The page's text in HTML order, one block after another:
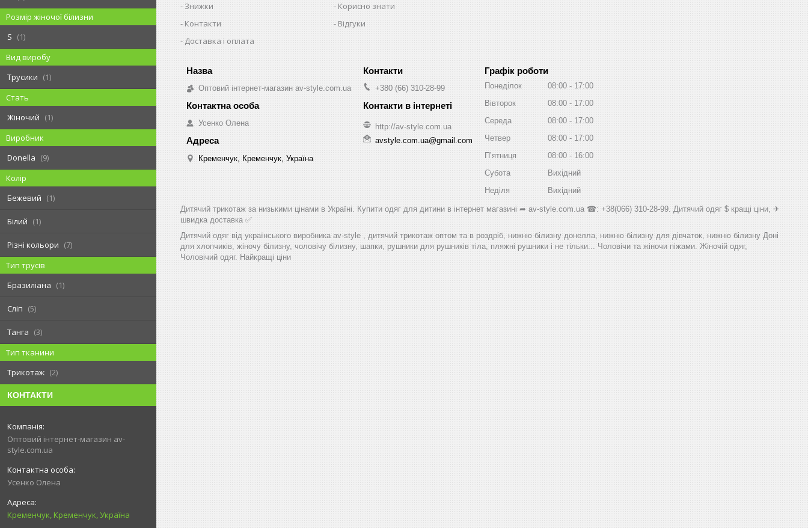
Розмір жіночої білизни
S
1
Вид виробу
Трусики
1
Стать
Жіночий
1
Виробник
Donella
9
Колір
Бежевий
1
Білий 1
Різні кольори
7
Тип трусів
Бразиліана
1
Сліп 5
Танга
3
Тип тканини
Трикотаж
2
КОНТАКТИ
Оптовий інтернет-магазин av-
style.com.ua
Усенко Олена
Кременчук, Кременчук, Україна
Знижки
Контакти
Доставка і оплата
Корисно знати
Відгуки
Оптовий інтернет-магазин av-style.com.ua
Усенко Олена
Кременчук, Кременчук, Україна
+380 (66) 310-28-99
http://av-style.com.ua
avstyle.com.ua@gmail.com
Графік роботи
Понеділок 08:00
17:00
Вівторок
08:00
17:00
Середа
08:00
17:00
Четвер
08:00
17:00
Пʼятниця
08:00
16:00
Субота
Вихідний
Неділя
Вихідний
Дитячий трикотаж за низькими цінами в Україні. Купити одяг для дитини в інтернет магазині ➦ av-style.com.ua ☎: +38(066) 310-28-99. Дитячий одяг $ кращі ціни, ✈
швидка доставка ✅
Дитячий одяг від українського виробника av-style , дитячий трикотаж оптом та в роздріб, нижню білизну донелла, нижню білизну для дівчаток, нижню білизну Доні
для хлопчиків, жіночу білизну, чоловічу білизну, шапки, рушники для рушників тіла, пляжні рушники і не тільки... Чоловічи та жіночи піжами. Жіночій одяг,
Чоловічий одяг. Найкращі ціни